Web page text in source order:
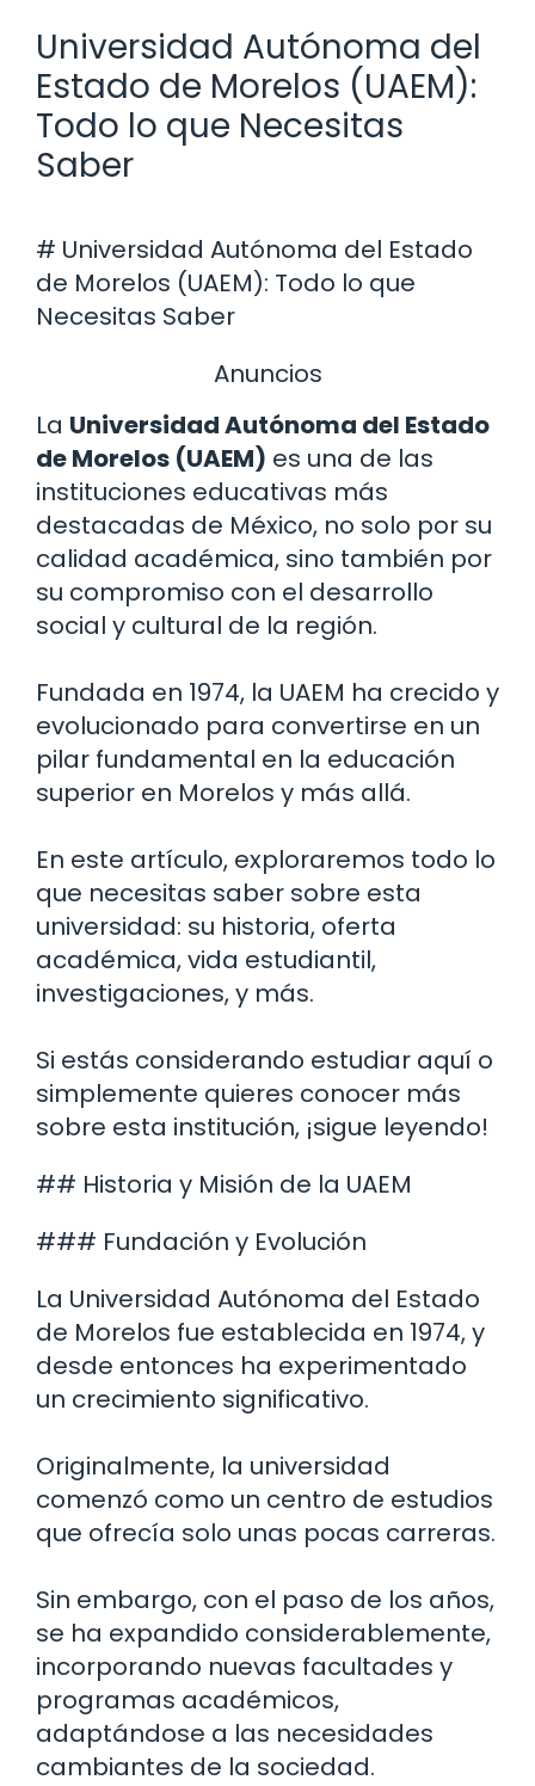
Universidad Autónoma del
Estado de Morelos (UAEM):
Todo lo que Necesitas
Saber
# Universidad Autónoma del Estado
de Morelos (UAEM): Todo lo que
Necesitas Saber
Anuncios
La Universidad Autónoma del Estado
de Morelos (UAEM) es una de las
instituciones educativas más
destacadas de México, no solo por su
calidad académica, sino también por
su compromiso con el desarrollo
social y cultural de la región.
Fundada en 1974, la UAEM ha crecido y
evolucionado para convertirse en un
pilar fundamental en la educación
superior en Morelos y más allá.
En este artículo, exploraremos todo lo
que necesitas saber sobre esta
universidad: su historia, oferta
académica, vida estudiantil,
investigaciones, y más.
Si estás considerando estudiar aquí o
simplemente quieres conocer más
sobre esta institución, ¡sigue leyendo!
## Historia y Misión de la UAEM
### Fundación y Evolución
La Universidad Autónoma del Estado
de Morelos fue establecida en 1974, y
desde entonces ha experimentado
un crecimiento significativo.
Originalmente, la universidad
comenzó como un centro de estudios
que ofrecía solo unas pocas carreras.
Sin embargo, con el paso de los años,
se ha expandido considerablemente,
incorporando nuevas facultades y
programas académicos,
adaptándose a las necesidades
cambiantes de la sociedad.